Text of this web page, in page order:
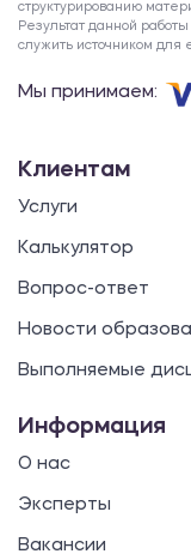
структурированию
Результат данной
служить источником для
Мы принимаем:
Клиентам
Услуги
Калькулятор
Вопрос-ответ
Новости
Выполняемые
Информация
О нас
Эксперты
Вакансии